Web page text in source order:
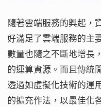
隨著雲端服務的興起，
好滿足了雲端服務的主
數量也隨之不斷地增長
的運算資源。而且傳統
透過如虛擬化技術的運
的擴充作法，以最佳化